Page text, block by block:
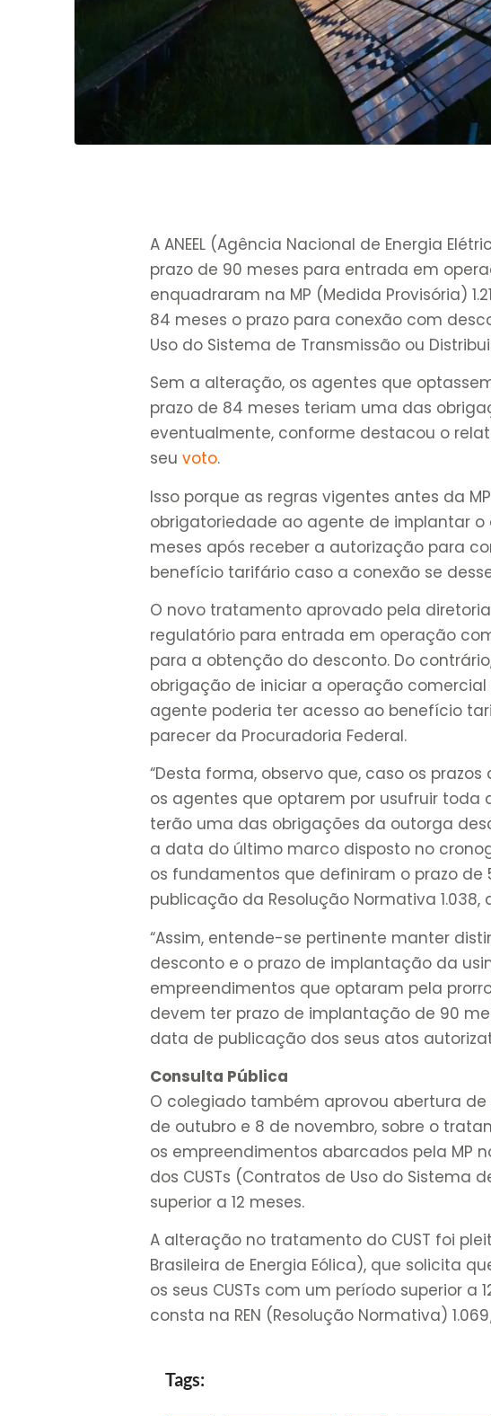
A ANEEL (Agência Nacional de Energia
prazo de 90 meses para entrada em
enquadraram na MP (Medida Provisória)
84 meses o prazo para conexão com
Uso do Sistema de Transmissão ou
Sem a alteração, os agentes que
prazo de 84 meses teriam uma das
eventualmente, conforme destacou o
seuvoto.
Isso porque as regras vigentes antes da
obrigatoriedade ao agente de implantar
meses após receber a autorização para
benefício tarifário caso a conexão se
O novo tratamento aprovado pela
regulatório para entrada em operação
para a obtenção do desconto. Do
obrigação de iniciar a operação
agente poderia ter acesso ao benefício
parecer da Procuradoria Federal.
“Desta forma, observo que, caso os
os agentes que optarem por usufruir toda
terão uma das obrigações da outorga
a data do último marco disposto no
os fundamentos que definiram o prazo
publicação da Resolução Normativa 1.038,
“Assim, entende-se pertinente manter
desconto e o prazo de implantação da
empreendimentos que optaram pela
devem ter prazo de implantação de 90
data de publicação dos seus atos
Consulta Pública
O colegiado também aprovou abertura de
de outubro e 8 de novembro, sobre o
os empreendimentos abarcados pela MP
dos CUSTs (Contratos de Uso do Sistema
superior a 12 meses.
A alteração no tratamento do CUST foi
Brasileira de Energia Eólica), que solicita
os seus CUSTs com um período superior a
consta na REN (Resolução Normativa)
Tags: